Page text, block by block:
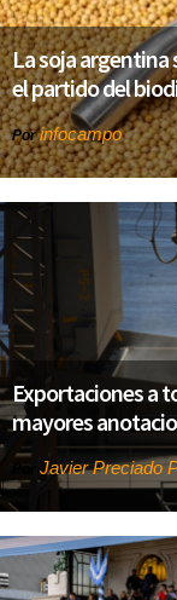
La soja argentina
el partido del
Porinfocampo
Exportaciones a
mayores
Javier Preciado